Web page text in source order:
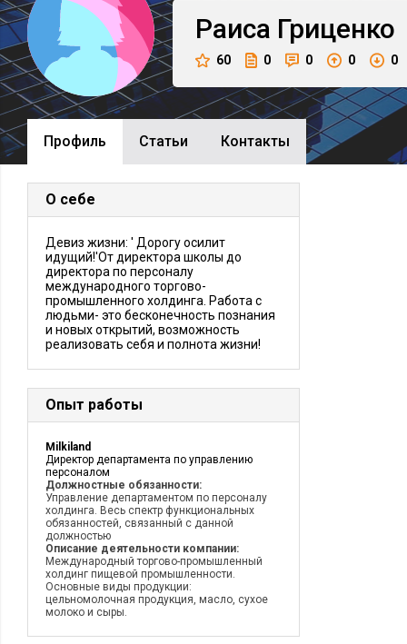
Раиса Гриценко
60 0 0 0 0
Профиль Cтатьи Контакты
О себе
Девиз жизни: ' Дорогу осилит
идущий!'От директора школы до
директора по персоналу
международного торгово-
промышленного холдинга. Работа с
людьми- это бесконечность познания
и новых открытий, возможность
реализовать себя и полнота жизни!
Опыт работы
Milkiland
Директор департамента по управлению
персоналом
Должностные обязанности:
Управление департаментом по персоналу
холдинга. Весь спектр функциональных
обязанностей, связанный с данной
должностью
Описание деятельности компании:
Международный торгово-промышленный
холдинг пищевой промышленности.
Основные виды продукции:
цельномолочная продукция, масло, сухое
молоко и сыры.